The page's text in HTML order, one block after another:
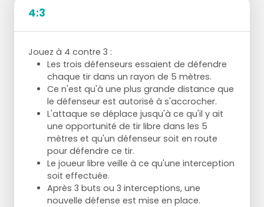
4:3
Jouez à 4 contre 3 :
Les trois défenseurs essaient de défendre
chaque tir dans un rayon de 5 mètres.
Ce n'est qu'à une plus grande distance que
le défenseur est autorisé à s'accrocher.
L'attaque se déplace jusqu'à ce qu'il y ait
une opportunité de tir libre dans les 5
mètres et qu'un défenseur soit en route
pour défendre ce tir.
Le joueur libre veille à ce qu'une interception
soit effectuée.
Après 3 buts ou 3 interceptions, une
nouvelle défense est mise en place.